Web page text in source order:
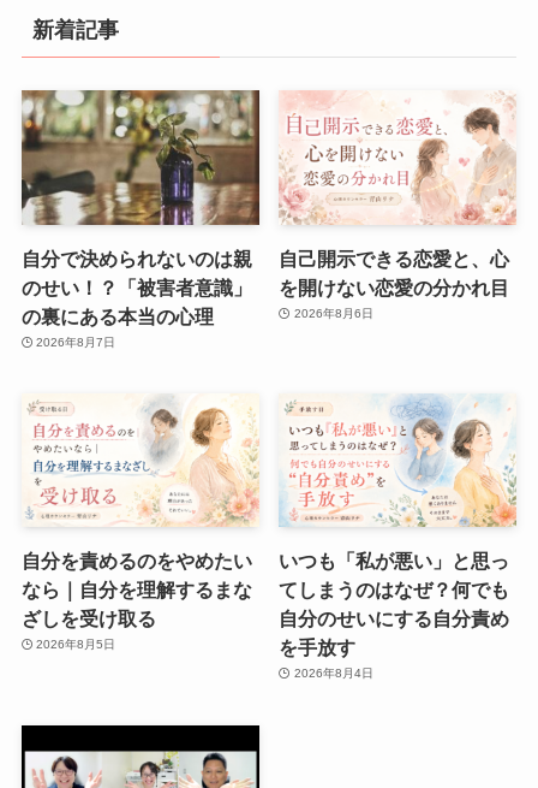
新着記事
自分で決められないのは親
のせい！？「被害者意識」
の裏にある本当の心理
2026年8月7日
自己開示できる恋愛と、心
を開けない恋愛の分かれ目
2026年8月6日
自分を責めるのをやめたい
なら｜自分を理解するまな
ざしを受け取る
2026年8月5日
いつも「私が悪い」と思っ
てしまうのはなぜ？何でも
自分のせいにする自分責め
を手放す
2026年8月4日